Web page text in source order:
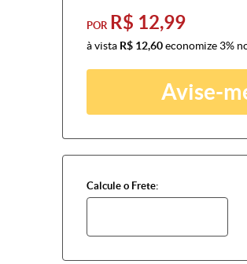
POR R$ 12,99
à vista R$ 12,60economize 3%
Avise-
Calcule o Frete: